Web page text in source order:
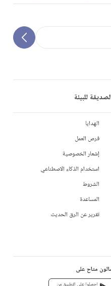
للبيئة
الهدايا
فرص العمل
إشعار الخصوصية
استخدام الذكاء الاصطناعي
الشروط
المساعدة
تقرير عن الرق الحديث
متاح على
احصلوا على التطبيق من